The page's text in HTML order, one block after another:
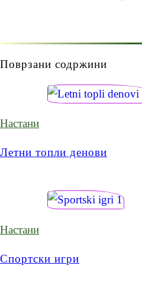
Поврзани содржини
Настани
Летни топли денови
Настани
Спортски игри